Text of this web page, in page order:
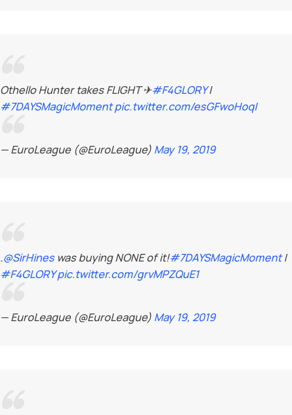
Othello Hunter takes FLIGHT ✈#F4GLORYI
#7DAYSMagicMoment pic.twitter.com/esGFwoHoqI
— EuroLeague (@EuroLeague) May 19, 2019
.@SirHineswas buying NONE of it!#7DAYSMagicMoment|
#F4GLORYpic.twitter.com/grvMPZQuE1
— EuroLeague (@EuroLeague) May 19, 2019